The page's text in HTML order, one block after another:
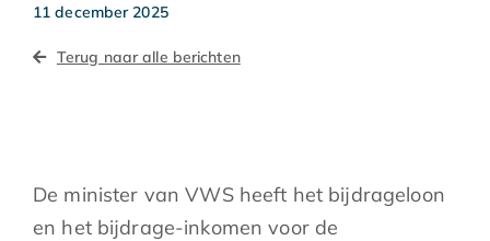
Actueel
11 december 2025
Terug naar alle berichten
De minister van VWS heeft het bijdrageloon
en het bijdrage-inkomen voor de